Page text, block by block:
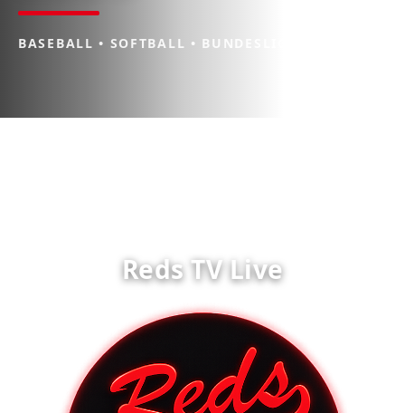
BASEBALL • SOFTBALL • BUNDESLIGA
Reds TV Live